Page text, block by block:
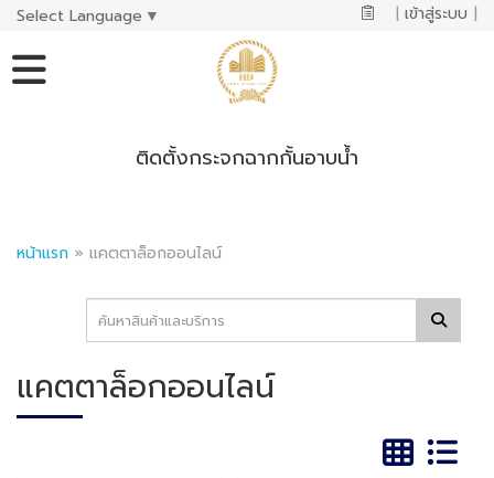
Select Language ▼ | เข้าสู่ระบบ |
ติดตั้งกระจกฉากกั้นอาบน้ำ
หน้าแรก » แคตตาล็อกออนไลน์
แคตตาล็อกออนไลน์